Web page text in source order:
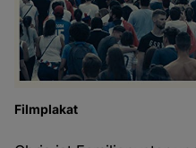
Filmplakat